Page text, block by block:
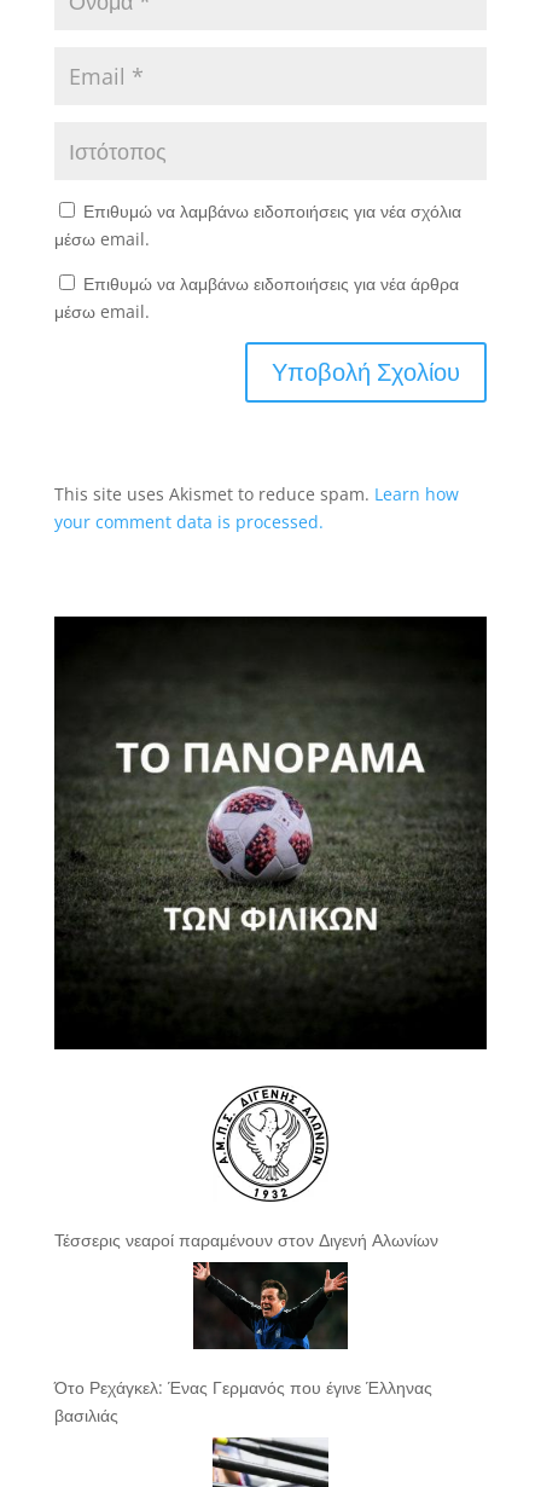
Επιθυμώ να λαμβάνω ειδοποιήσεις για νέα σχόλια
μέσω email.
Επιθυμώ να λαμβάνω ειδοποιήσεις για νέα άρθρα
μέσω email.
This site uses Akismet to reduce spam. Learn how
your comment data is processed.
Τέσσερις νεαροί παραμένουν στον Διγενή Αλωνίων
Ότο Ρεχάγκελ: Ένας Γερμανός που έγινε Έλληνας
βασιλιάς